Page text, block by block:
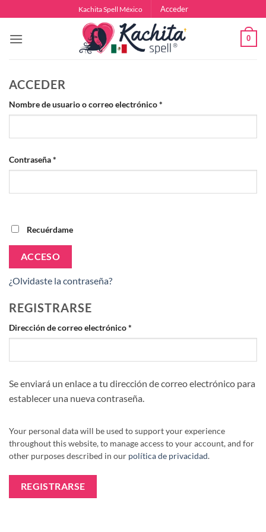
al
contenido
Kachita Spell México Acceder
0
ACCEDER
Nombre de usuario o correo electrónico*
Contraseña*
Recuérdame
ACCESO
¿Olvidaste la contraseña?
REGISTRARSE
Dirección de correo electrónico*
Se enviará un enlace a tu dirección de correo electrónico para
establecer una nueva contraseña.
Your personal data will be used to support your experience
throughout this website, to manage access to your account, and for
other purposes described in our política de privacidad.
REGISTRARSE